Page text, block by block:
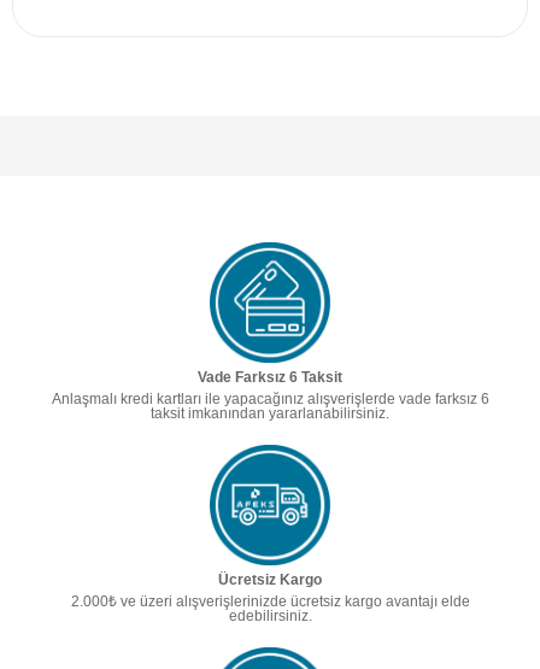
Vade Farksız 6 Taksit
Anlaşmalı kredi kartları ile yapacağınız alışverişlerde vade farksız 6
taksit imkanından yararlanabilirsiniz.
Ücretsiz Kargo
2.000₺ ve üzeri alışverişlerinizde ücretsiz kargo avantajı elde
edebilirsiniz.